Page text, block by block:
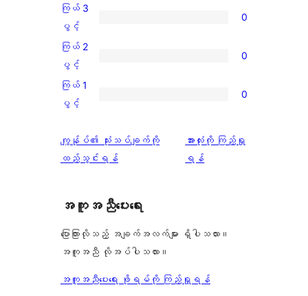
သုံးသပ်
1
စောင်
4
ပွင့်
အဆင့်
သုံးသပ်
0
စောင်
ကြယ်
3
ပွင့်
အဆင့်
သုံးသပ်
ကြယ် 3
ပွင့်
0
ကြယ်
2
ပွင့်
သုံးသပ်
ချက်
ကြယ် 2
ပွင့်
0
ကြယ်
ပွင့်
အဆင့်
0
စောင်
ကြယ် 1
ပွင့်
0
ကျွန်ုပ်၏ သုံးသပ်ချက်ကို
ထည့်သွင်းရန်
သုံးသပ်
ချက်
အားလုံးကို ကြည့်ရှု
ရန်
အကူအညီပေးရေး
ပြောကြားလိုသည့် အချက်အလက်များ ရှိပါသလား။
အကူအညီ လိုအပ်ပါသလား။
အကူအညီပေးရေး ဖိုရမ်ကို ကြည့်ရှုရန်